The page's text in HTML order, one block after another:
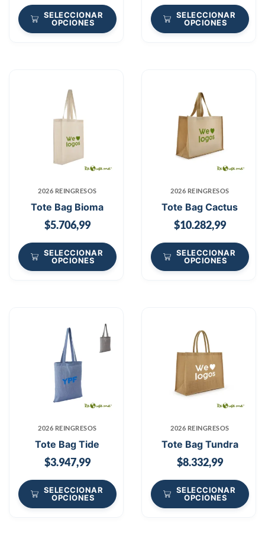
SELECCIONAR
OPCIONES
SELECCIONAR
OPCIONES
2026 REINGRESOS
Tote Bag Bioma
$5.706,99
SELECCIONAR
OPCIONES
2026 REINGRESOS
Tote Bag Cactus
$10.282,99
SELECCIONAR
OPCIONES
2026 REINGRESOS
Tote Bag Tide
$3.947,99
SELECCIONAR
OPCIONES
2026 REINGRESOS
Tote Bag Tundra
$8.332,99
SELECCIONAR
OPCIONES